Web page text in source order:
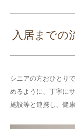
入居までの
シニアの方おひとり
めるように、丁寧に
施設等と連携し、健